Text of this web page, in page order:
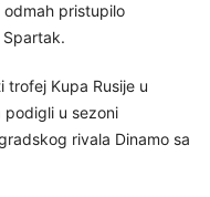
odmah pristupilo
Kupa Rusije u
u sezoni
rivala Dinamo sa